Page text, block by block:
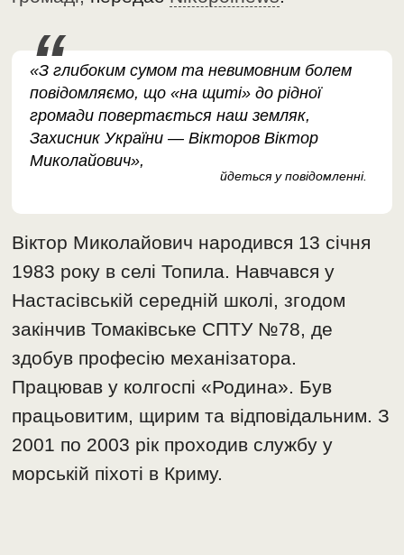
«З глибоким сумом та невимовним болем
повідомляємо, що «на щиті» до рідної
громади повертається наш земляк,
Захисник України — Вікторов Віктор
Миколайович»,
йдеться у повідомленні.
Віктор Миколайович народився 13 січня
1983 року в селі Топила. Навчався у
Настасівській середній школі, згодом
закінчив Томаківське СПТУ №78, де
здобув професію механізатора.
Працював у колгоспі «Родина». Був
працьовитим, щирим та відповідальним. З
2001 по 2003 рік проходив службу у
морській піхоті в Криму.